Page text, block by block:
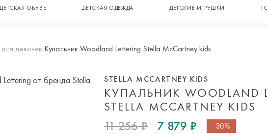
ДЕТСКАЯ ОБУВЬ ДЕТСКАЯ ОДЕЖДА ДЕТСКИЕ ИГРУШКИ
девочек Купальник Woodland Lettering Stella McCartney kids
КУПАЛЬНИК WOODLAND
STELLA MCCARTNEY KIDS
STELLA MCCARTNEY KIDS
11 256 ₽ 7 879 ₽ -30%